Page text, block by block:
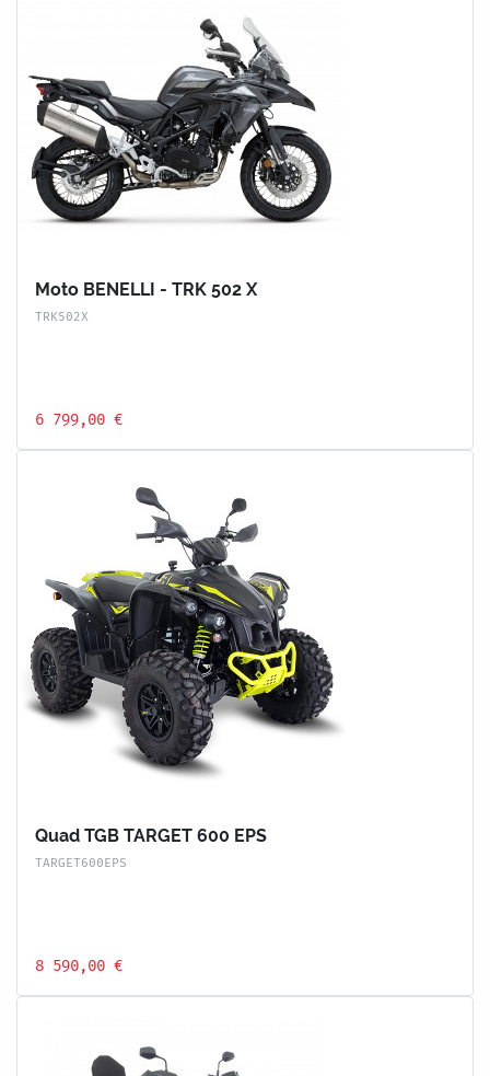
Moto BENELLI - TRK 502 X
TRK502X
6 799,00 €
Quad TGB TARGET 600 EPS
TARGET600EPS
8 590,00 €